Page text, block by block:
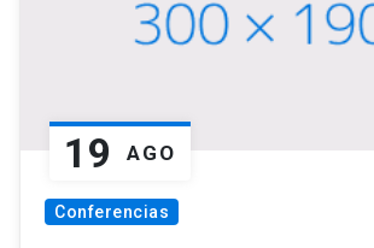
19 AGO
Conferencias